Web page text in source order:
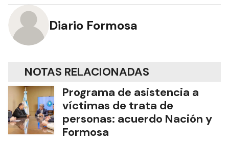
Diario Formosa
NOTAS RELACIONADAS
Programa de asistencia a
víctimas de trata de
personas: acuerdo Nación y
Formosa